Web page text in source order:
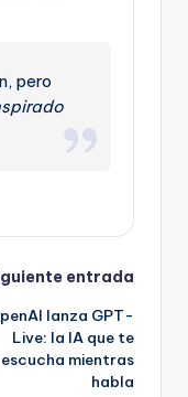
pero
entrada
lanza GPT-
Live: la IA que te
escucha mientras
habla